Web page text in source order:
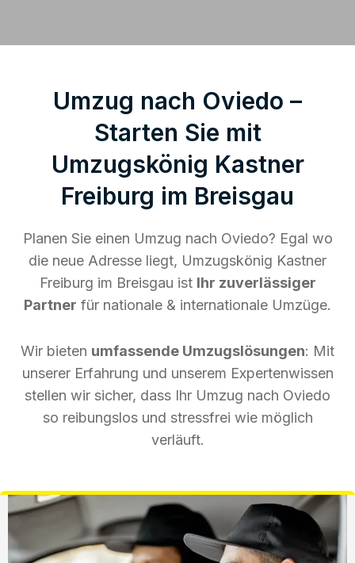
Umzug nach Oviedo –
Starten Sie mit
Umzugskönig Kastner
Freiburg im Breisgau
Planen Sie einen Umzug nach Oviedo? Egal wo
die neue Adresse liegt, Umzugskönig Kastner
Freiburg im Breisgau ist Ihr zuverlässiger
Partner für nationale & internationale Umzüge.
Wir bieten umfassende Umzugslösungen: Mit
unserer Erfahrung und unserem Expertenwissen
stellen wir sicher, dass Ihr Umzug nach Oviedo
so reibungslos und stressfrei wie möglich
verläuft.